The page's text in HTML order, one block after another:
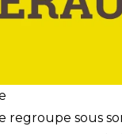
regroupe sous